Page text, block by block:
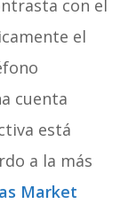
con el
el
cuenta
está
a la más
Market